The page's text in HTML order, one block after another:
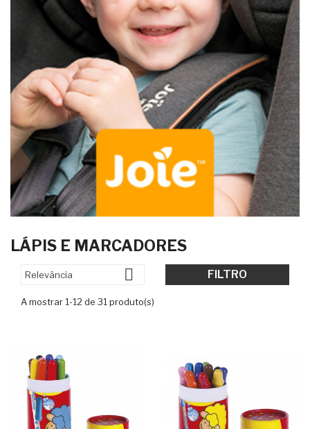
LÁPIS E MARCADORES
Relevância  FILTRO
A mostrar 1-12 de 31 produto(s)